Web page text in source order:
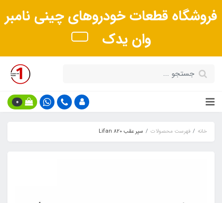
فروشگاه قطعات خودروهای چینی نامبر
وان یدک
0
خانه فهرست محصولات سپر عقب Lifan 820